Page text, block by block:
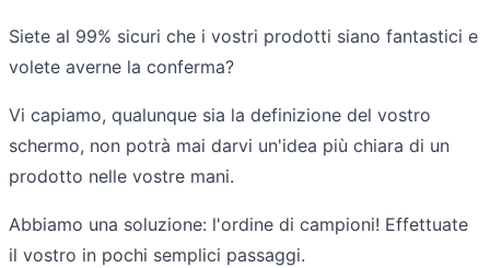
Siete al 99% sicuri che i vostri prodotti siano fantastici e
volete averne la conferma?
Vi capiamo, qualunque sia la definizione del vostro
schermo, non potrà mai darvi un'idea più chiara di un
prodotto nelle vostre mani.
Abbiamo una soluzione: l'ordine di campioni! Effettuate
il vostro in pochi semplici passaggi.